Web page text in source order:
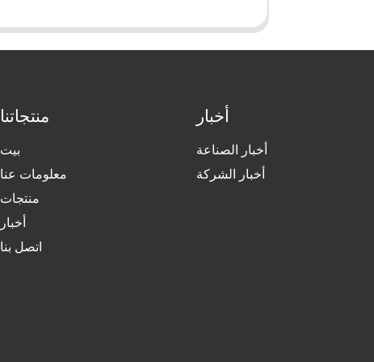
منتجاتنا
بيت
معلومات عنا
منتجات
أخبار
اتصل بنا
أخبار
أخبار الصناعة
أخبار الشركة